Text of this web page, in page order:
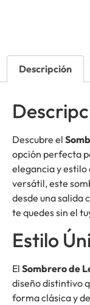
Descripción
Descubre el
opción perfecta
elegancia y estilo
versátil, este
desde una salida
te quedes sin el
Estilo
El Sombrero de
diseño distintivo
forma clásica y